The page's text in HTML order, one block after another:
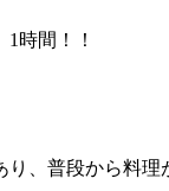
時間！！
り、普段から料理